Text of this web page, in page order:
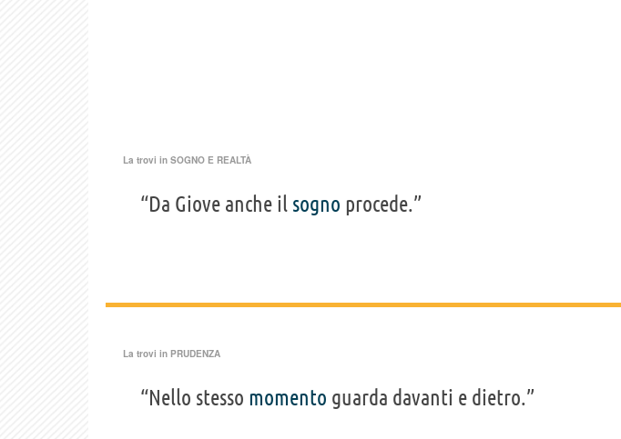
La trovi in SOGNO E REALTÀ
“Da Giove anche il sogno procede.”
La trovi in PRUDENZA
“Nello stesso momento guarda davanti e dietro.”